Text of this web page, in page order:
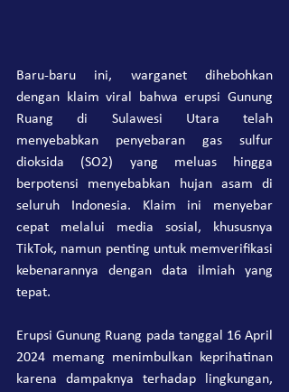
Baru-baru ini, warganet dihebohkan
dengan klaim viral bahwa erupsi Gunung
Ruang di Sulawesi Utara telah
menyebabkan penyebaran gas sulfur
dioksida (SO2) yang meluas hingga
berpotensi menyebabkan hujan asam di
seluruh Indonesia. Klaim ini menyebar
cepat melalui media sosial, khususnya
TikTok, namun penting untuk memverifikasi
kebenarannya dengan data ilmiah yang
tepat.
Erupsi Gunung Ruang pada tanggal 16 April
2024 memang menimbulkan keprihatinan
karena dampaknya terhadap lingkungan,